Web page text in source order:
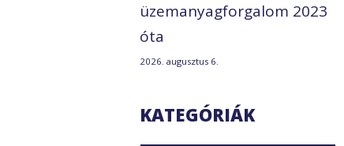
üzemanyagforgalom 2023
óta
2026. augusztus 6.
KATEGÓRIÁK